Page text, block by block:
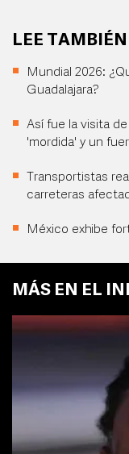
LEE TAMBIÉN
Mundial 2026:
Guadalajara?
Así fue la visita
'mordida' y un
Transportistas
carreteras
México exhibe
MÁS EN EL